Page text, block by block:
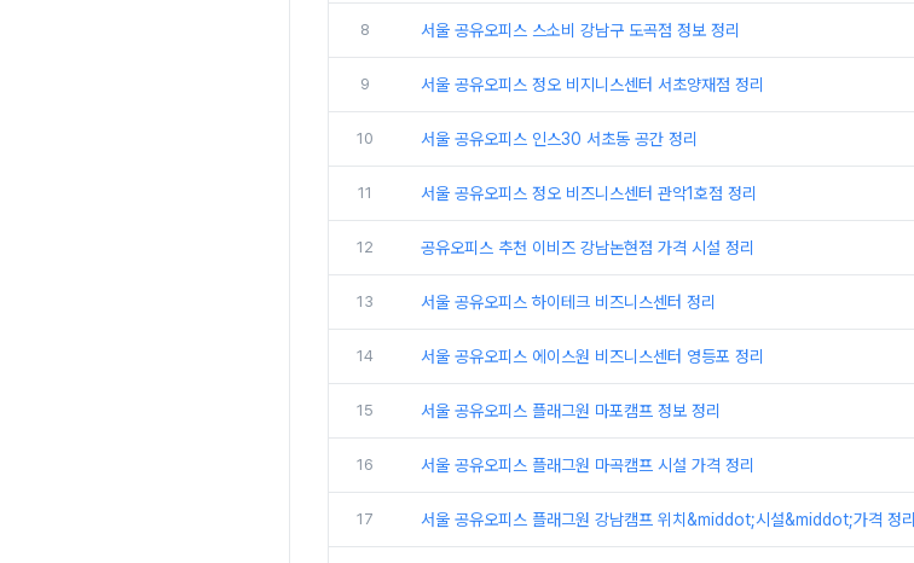
8 서울 공유오피스 스소비 강남구 도곡점 정보 정리
9 서울 공유오피스 정오 비지니스센터 서초양재점 정리
10 서울 공유오피스 인스30 서초동 공간 정리
11 서울 공유오피스 정오 비즈니스센터 관악1호점 정리
12 공유오피스 추천 이비즈 강남논현점 가격 시설 정리
13 서울 공유오피스 하이테크 비즈니스센터 정리
14 서울 공유오피스 에이스원 비즈니스센터 영등포 정리
15 서울 공유오피스 플래그원 마포캠프 정보 정리
16 서울 공유오피스 플래그원 마곡캠프 시설 가격 정리
17 서울 공유오피스 플래그원 강남캠프 위치&middot;시설&middot;가격 정리